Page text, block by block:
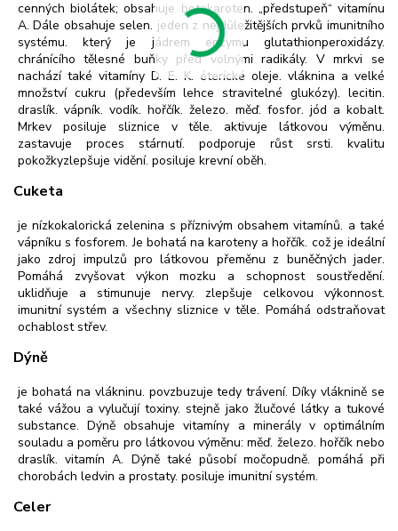
cenných biolátek; obsahuje betakaroten. „předstupeň“ vitamínu
A. Dále obsahuje selen. jeden z nejdůležitějších prvků imunitního
systému. který je jádrem enzymu glutathionperoxidázy.
chránícího tělesné buňky před volnými radikály. V mrkvi se
nachází také vitamíny D. E. K. éterické oleje. vláknina a velké
množství cukru (především lehce stravitelné glukózy). lecitin.
draslík. vápník. vodík. hořčík. železo. měď. fosfor. jód a kobalt.
Mrkev posiluje sliznice v těle. aktivuje látkovou výměnu.
zastavuje proces stárnutí. podporuje růst srsti. kvalitu
pokožkyzlepšuje vidění. posiluje krevní oběh.
Cuketa
je nízkokalorická zelenina s příznivým obsahem vitamínů. a také
vápníku s fosforem. Je bohatá na karoteny a hořčík. což je ideální
jako zdroj impulzů pro látkovou přeměnu z buněčných jader.
Pomáhá zvyšovat výkon mozku a schopnost soustředění.
uklidňuje a stimunuje nervy. zlepšuje celkovou výkonnost.
imunitní systém a všechny sliznice v těle. Pomáhá odstraňovat
ochablost střev.
Dýně
je bohatá na vlákninu. povzbuzuje tedy trávení. Díky vláknině se
také vážou a vylučují toxiny. stejně jako žlučové látky a tukové
substance. Dýně obsahuje vitamíny a minerály v optimálním
souladu a poměru pro látkovou výměnu: měď. železo. hořčík nebo
draslík. vitamín A. Dýně také působí močopudně. pomáhá při
chorobách ledvin a prostaty. posiluje imunitní systém.
Celer